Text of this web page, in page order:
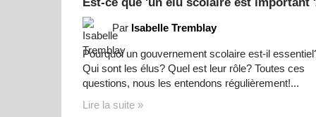
Par Isabelle Tremblay
Pourquoi un gouvernement scolaire est-il
Qui sont les élus? Quel est leur rôle? Toutes ces
questions, nous les entendons régulièrement!...
Lire la suite »